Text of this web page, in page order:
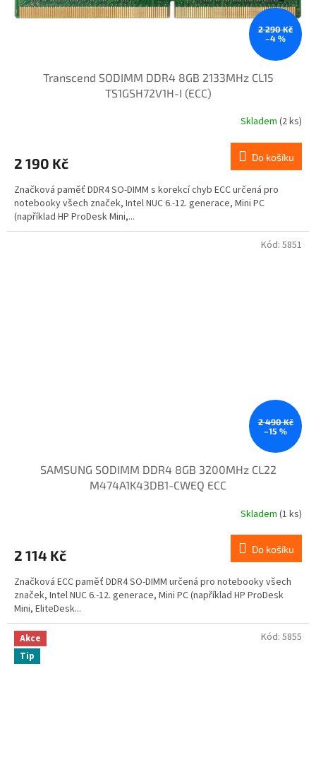
2 290 Kč
–4 %
Transcend SODIMM DDR4 8GB 2133MHz CL15
TS1GSH72V1H-I (ECC)
Skladem (2 ks)
2 190 Kč Do košíku
Značková paměť DDR4 SO-DIMM s korekcí chyb ECC určená pro
notebooky všech značek, Intel NUC 6.-12. generace, Mini PC
(například HP ProDesk Mini,...
2 490 Kč
–15 %
SAMSUNG SODIMM DDR4 8GB 3200MHz CL22
M474A1K43DB1-CWEQ ECC
Skladem (1 ks)
2 114 Kč Do košíku
Značková ECC paměť DDR4 SO-DIMM určená pro notebooky všech
značek, Intel NUC 6.-12. generace, Mini PC (například HP ProDesk
Mini, EliteDesk...
Kód: 5851
Akce
Tip
Kód: 5855